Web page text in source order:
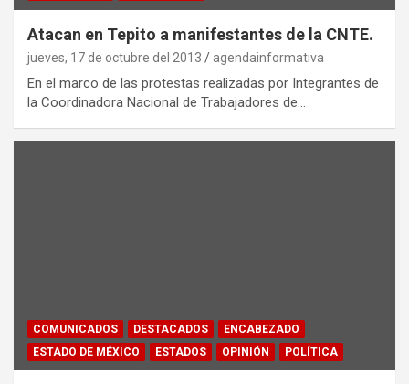
Atacan en Tepito a manifestantes de la CNTE.
jueves, 17 de octubre del 2013 agendainformativa
En el marco de las protestas realizadas por Integrantes de
la Coordinadora Nacional de Trabajadores de…
COMUNICADOS DESTACADOS
ENCABEZADO
ESTADO DE MÉXICO
ESTADOS OPINIÓN POLÍTICA